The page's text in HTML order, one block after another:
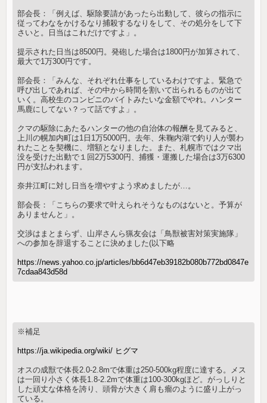
部会長：「例えば、駆除要請があったら出動して、彼らの指示に
従ってわなをかけるなり捕殺するなりをして、その処分をして下
さいと。日当はこれだけですよ」。
提示された日当は8500円。発砲した場合は1800円が加算されて、
最大で1万300円です。
部会長：「みんな、それぞれ仕事をしているわけですよ。緊急で
呼び出しであれば、その中から時間を割いて出られるものが出て
いく。高校生のコンビニのバイトみたいな金額でやれ。ハンター
馬鹿にしてない？って話ですよ」。
クマの駆除にあたるハンターの他の自治体の報酬を見てみると、
上川の幌加内町は1日1万5000円。去年、朱鞠内湖で釣り人が襲わ
れたことを契機に、増額となりました。また、札幌市ではクマ出
没を受けた出動で１回2万5300円、捕獲・運搬した場合は3万6300
円が支払われます。
奈井江町に対し日当を増やすよう求めましたが…。
部会長：「こちらの要求で叶えられそうなものはないと。予算が
ありませんと」。
交渉はまとまらず、山岸さんら猟友会は「鳥獣被害対策実施隊」
への参加を辞退することに決めました(以下略
https://news.yahoo.co.jp/articles/bb6d47eb39182b080b772bd0847e
7cdaa843d58d
※補足
https://ja.wikipedia.org/wiki/ ヒグマ
オスの成獣で体長2.0-2.8mで体重は250-500kg程度に達する。メス
は一回り小さく体長1.8-2.2mで体重は100-300kgほど。がっしりと
した頑丈な体格を誇り、頭骨が大きく肩も瘤のように盛り上がっ
ている。